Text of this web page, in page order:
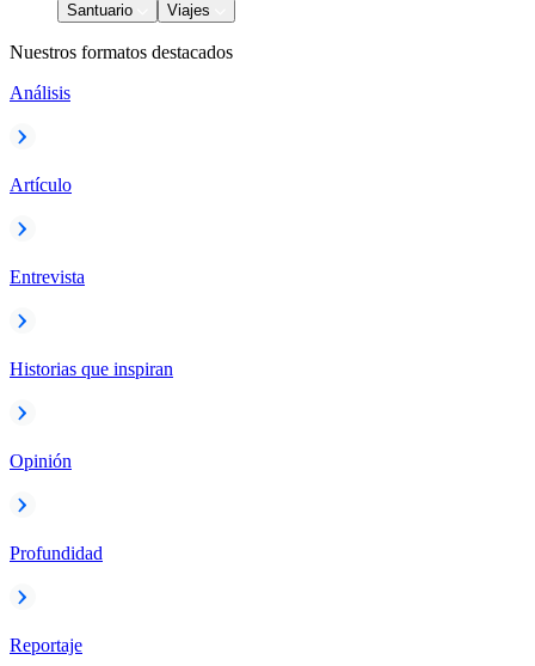
Santuario
Viajes
Nuestros formatos destacados
Análisis
Artículo
Entrevista
Historias que inspiran
Opinión
Profundidad
Reportaje